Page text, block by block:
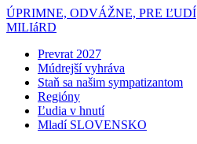
ÚPRIMNE, ODVÁŽNE, PRE ĽUDÍ
MILIáRD
Prevrat 2027
Múdrejší vyhráva
Staň sa našim sympatizantom
Regióny
Ľudia v hnutí
Mladí SLOVENSKO